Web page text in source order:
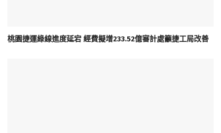
桃園捷運綠線進度延宕 經費擬增233.52億審計處籲捷工局改善